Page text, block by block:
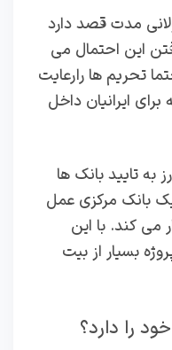
مدت قصد دارد
این احتمال می
تحریم ها را رعایت
ایرانیان داخل
به تایید بانک ها
یک بانک مرکزی عمل
می کند. با این
بسیار از بیت
را دارد؟